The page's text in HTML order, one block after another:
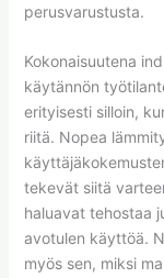
perusvarustusta.
Kokonaisuutena
käytännön
erityisesti silloin,
riitä. Nopea
tekevät siitä
haluavat tehostaa
avotulen käyttöä.
myös sen, miksi